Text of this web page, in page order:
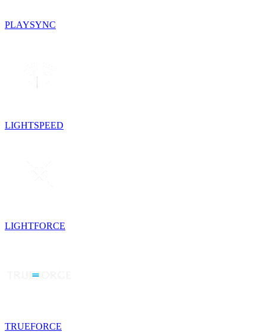
PLAYSYNC
LIGHTSPEED
LIGHTFORCE
TRUEFORCE